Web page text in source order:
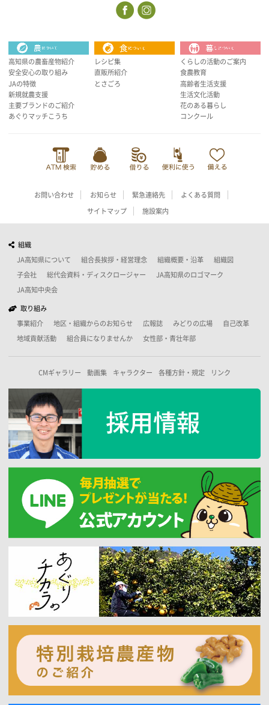
高知県の農畜産物紹介
安全安心の取り組み
JAの特徴
新規就農支援
主要ブランドのご紹介
あぐりマッチこうち
レシピ集
直販所紹介
とさごろ
くらしの活動のご案内
食農教育
高齢者生活支援
生活文化活動
花のある暮らし
コンクール
お問い合わせ お知らせ 緊急連絡先 よくある質問
サイトマップ 施設案内
組織
JA高知県について 組合長挨拶・経営理念 組織概要・沿革 組織図
子会社 総代会資料・ディスクロージャー JA高知県のロゴマーク
JA高知中央会
取り組み
事業紹介 地区・組織からのお知らせ 広報誌 みどりの広場 自己改革
地域貢献活動 組合員になりませんか 女性部・青壮年部
CMギャラリー 動画集 キャラクター 各種方針・規定 リンク